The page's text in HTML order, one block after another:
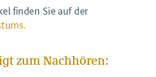
finden Sie auf der
zum Nachhören: